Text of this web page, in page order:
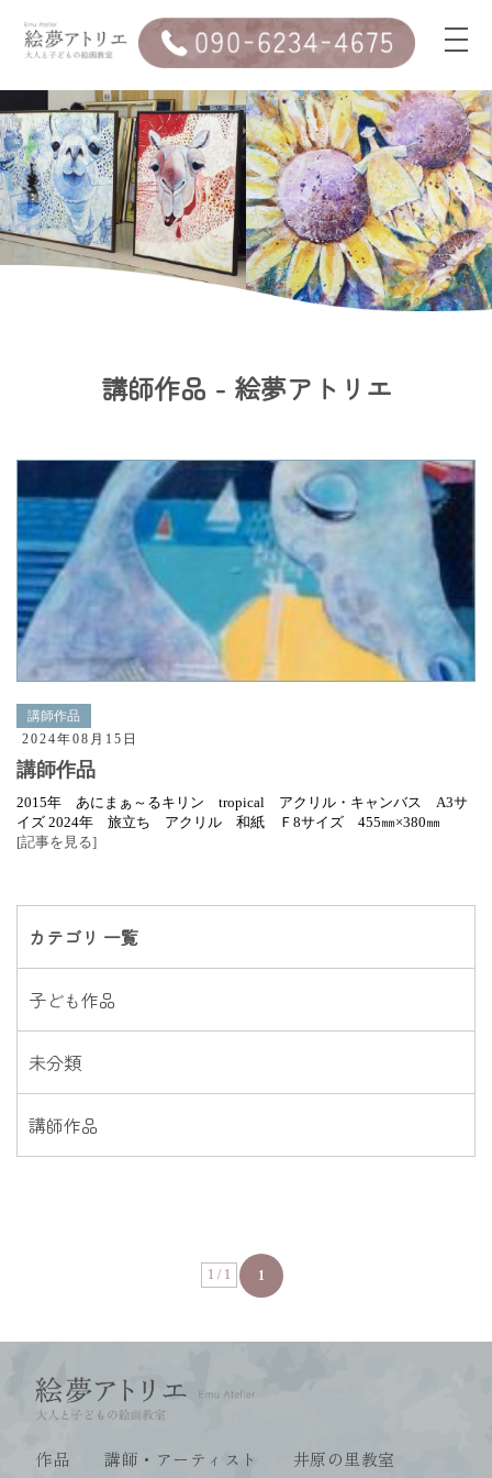
講師作品 - 絵夢アトリエ
講師作品
2024年08月15日
講師作品
2015年 あにまぁ～るキリン tropical アクリル・キャンバス A3サ
イズ 2024年 旅立ち アクリル 和紙 Ｆ8サイズ 455㎜×380㎜
[記事を見る]
カテゴリ 一覧
子ども作品
未分類
講師作品
1 / 1 1
作品 講師・アーティスト
井原の里教室